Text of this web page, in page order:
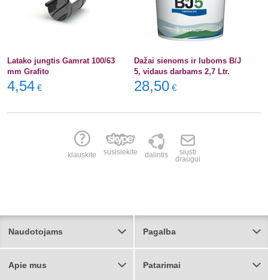
Latako jungtis Gamrat 100/63
mm Grafito
4,54 €
Dažai sienoms ir luboms B/J
5, vidaus darbams 2,7 Ltr.
28,50 €
klauskite susisiekite dalintis
siųsti
draugui
Naudotojams Pagalba
Apie mus Patarimai